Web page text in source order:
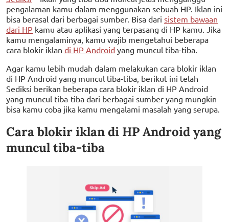
pengalaman kamu dalam menggunakan sebuah HP. Iklan ini
bisa berasal dari berbagai sumber. Bisa dari sistem bawaan
dari HP kamu atau aplikasi yang terpasang di HP kamu. Jika
kamu mengalaminya, kamu wajib mengetahui beberapa
cara blokir iklan di HP Android yang muncul tiba-tiba.
Agar kamu lebih mudah dalam melakukan cara blokir iklan
di HP Android yang muncul tiba-tiba, berikut ini telah
Sediksi berikan beberapa cara blokir iklan di HP Android
yang muncul tiba-tiba dari berbagai sumber yang mungkin
bisa kamu coba jika kamu mengalami masalah yang serupa.
Cara blokir iklan di HP Android yang
muncul tiba-tiba